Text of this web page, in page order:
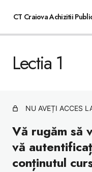
CT Craiova Achizitii
lectia 2
Lectia 1
NU AVEȚI ACCES
Vă rugăm să
vă
conținutul